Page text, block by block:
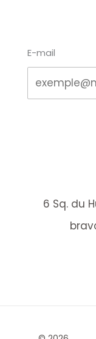
E-mail
6 Sq. du